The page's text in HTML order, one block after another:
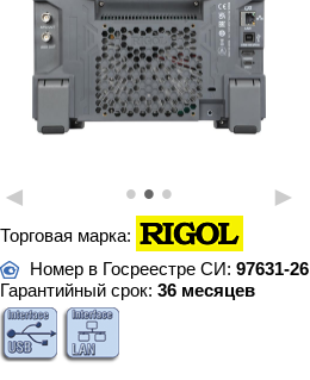
• • •
◄ ►
Торговая марка:
Номер в Госреестре СИ: 97631-26
Гарантийный срок: 36 месяцев